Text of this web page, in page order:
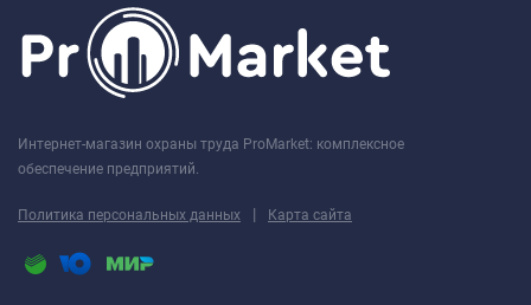
Интернет-магазин охраны труда ProMarket: комплексное
обеспечение предприятий.
Политика персональных данных | Карта сайта